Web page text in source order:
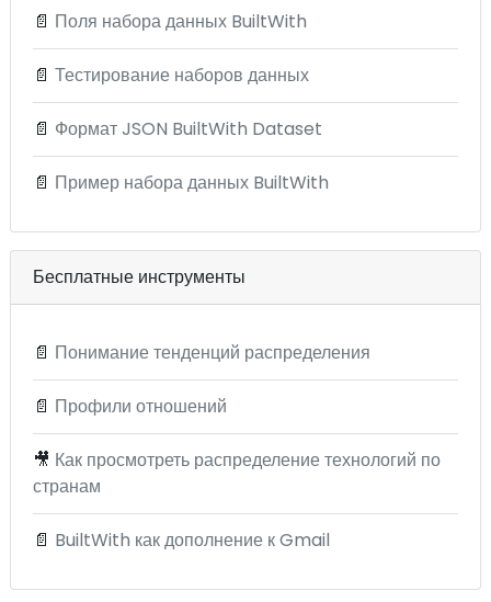
📄 Поля набора данных BuiltWith
📄 Тестирование наборов данных
📄 Формат JSON BuiltWith Dataset
📄 Пример набора данных BuiltWith
Бесплатные инструменты
📄 Понимание тенденций распределения
📄 Профили отношений
🎥 Как просмотреть распределение технологий по
странам
📄 BuiltWith как дополнение к Gmail